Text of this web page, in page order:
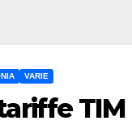
VARIE
TIM